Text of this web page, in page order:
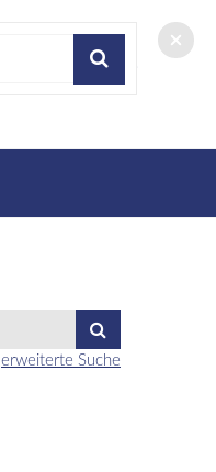
Kurse
suchen
erweiterte Suche